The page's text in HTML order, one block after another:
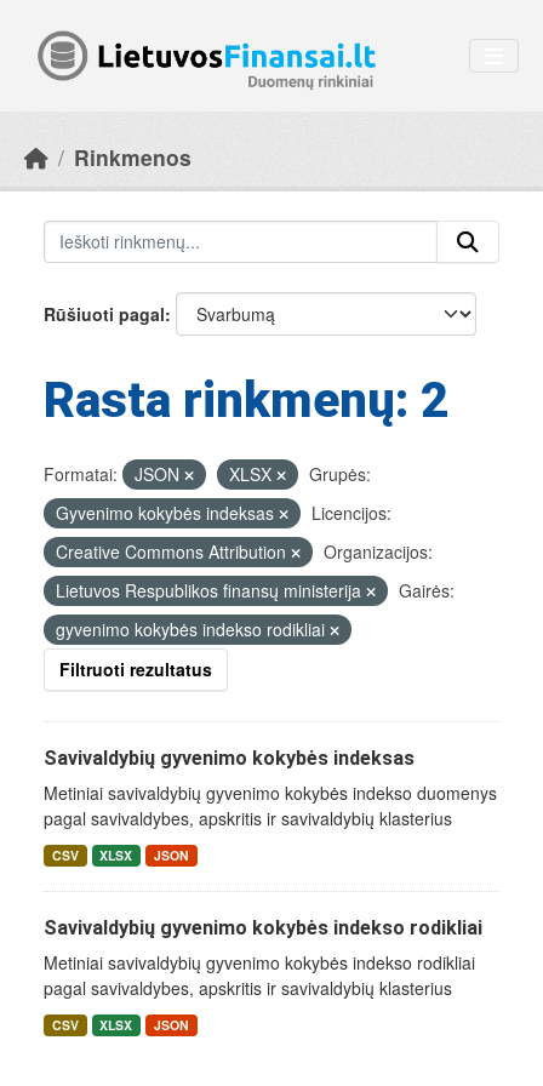
Rinkmenos
Rūšiuoti pagal
Rasta rinkmenų: 2
Formatai: JSON XLSX
Grupės:
Gyvenimo kokybės indeksas
Licencijos:
Creative Commons Attribution
Organizacijos:
Lietuvos Respublikos finansų ministerija
Gairės:
gyvenimo kokybės indekso rodikliai
Filtruoti rezultatus
Savivaldybių gyvenimo kokybės indeksas
Metiniai savivaldybių gyvenimo kokybės indekso duomenys
pagal savivaldybes, apskritis ir savivaldybių klasterius
CSV XLSX JSON
Savivaldybių gyvenimo kokybės indekso rodikliai
Metiniai savivaldybių gyvenimo kokybės indekso rodikliai
pagal savivaldybes, apskritis ir savivaldybių klasterius
CSV XLSX JSON